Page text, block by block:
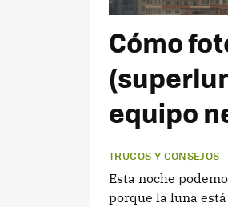
Cómo
equipo
TRUCOS Y CONSEJOS
Esta noche
porque la luna